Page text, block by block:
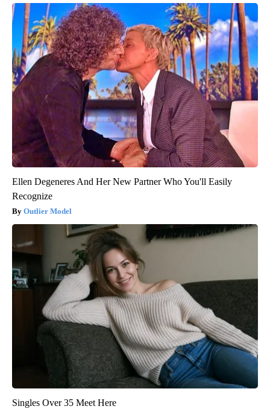
Ellen Degeneres And Her New Partner Who You'll Easily
Recognize
Outlier Model
Singles Over 35 Meet Here